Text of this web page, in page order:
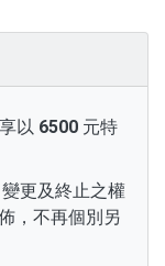
以 6500 元特
更及終止之權
，不再個別另